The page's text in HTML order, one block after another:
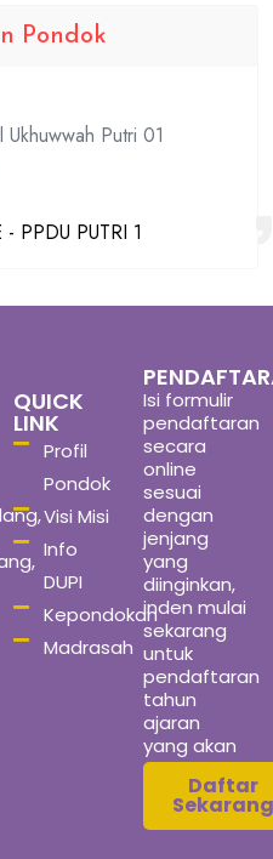
Pondok
Putri 01
PPDU PUTRI 1
QUICK
LINK
Profil
Pondok
Visi Misi
Info
DUPI
Kepondokan
Madrasah
Isi formulir
pendaftaran
secara
online
sesuai
dengan
jenjang
yang
diinginkan,
inden mulai
sekarang
untuk
pendaftaran
tahun
ajaran
yang akan
datang
Daftar
Sekarang